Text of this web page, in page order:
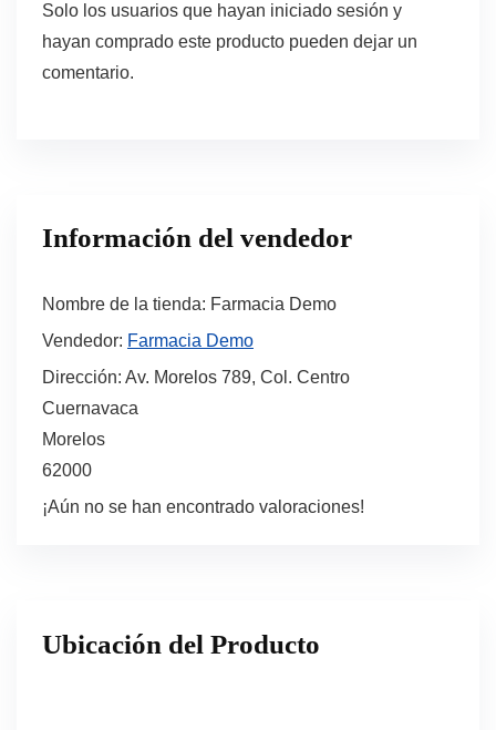
Solo los usuarios que hayan iniciado sesión y
hayan comprado este producto pueden dejar un
comentario.
Información del vendedor
Nombre de la tienda: Farmacia Demo
Vendedor: Farmacia Demo
Dirección: Av. Morelos 789, Col. Centro
Cuernavaca
Morelos
62000
¡Aún no se han encontrado valoraciones!
Ubicación del Producto